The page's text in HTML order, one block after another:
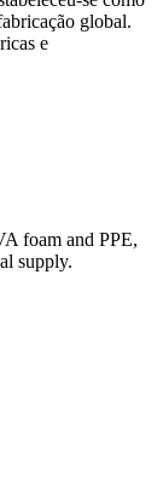
global.
e
foam and PPE,
supply.